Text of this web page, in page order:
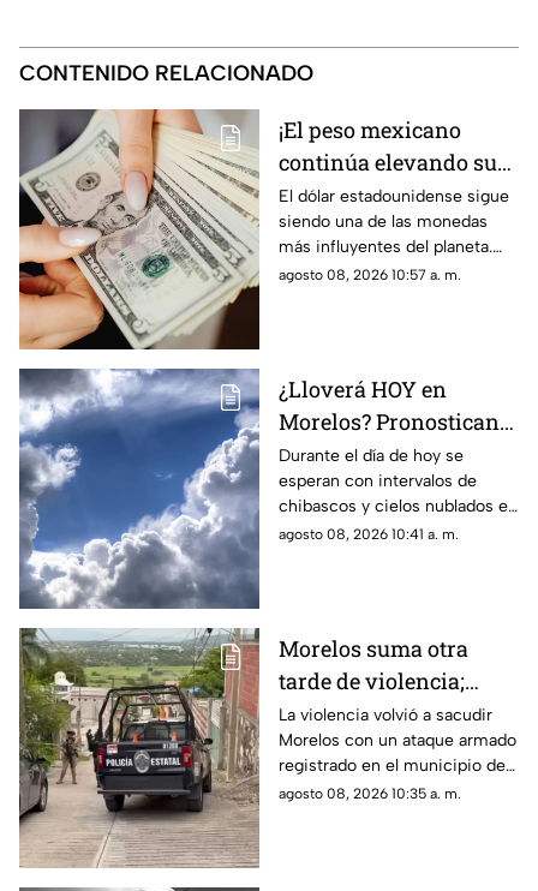
CONTENIDO RELACIONADO
¡El peso mexicano
continúa elevando su
valor! Descubre cuánto
cuesta el dólar en
Morelos HOY
El dólar estadounidense sigue
siendo una de las monedas
más influyentes del planeta.
Este es el precio que tiene en
agosto 08, 2026 10:57 a. m.
¿Lloverá HOY en
Morelos? Pronostican
tardes nubladas con
chubascos en estos
municipios
Durante el día de hoy se
esperan con intervalos de
chibascos y cielos nublados en
diferentes municipios de
agosto 08, 2026 10:41 a. m.
Morelos suma otra
tarde de violencia;
ejecutan a un hombre
en Jojutla
La violencia volvió a sacudir
Morelos con un ataque armado
registrado en el municipio de
Jojutla.
agosto 08, 2026 10:35 a. m.